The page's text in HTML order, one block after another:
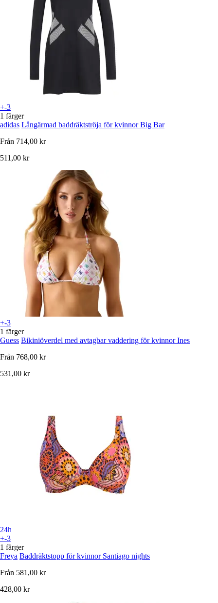
+-3
1 färger
adidas Långärmad baddräktströja för kvinnor Big Bar
Från 714,00 kr
511,00 kr
+-3
1 färger
Guess Bikiniöverdel med avtagbar vaddering för kvinnor Ines
Från 768,00 kr
531,00 kr
24h
+-3
1 färger
Freya Baddräktstopp för kvinnor Santiago nights
Från 581,00 kr
428,00 kr